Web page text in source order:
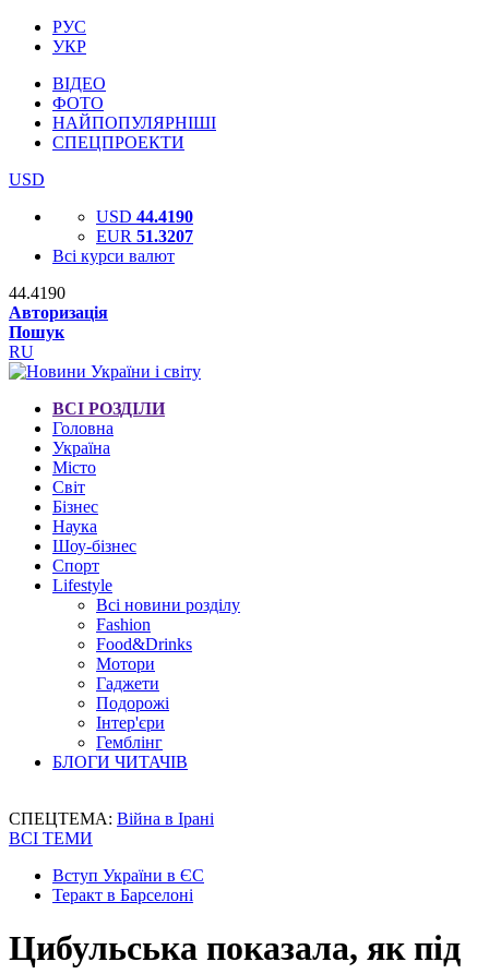
РУС
УКР
ВІДЕО
ФОТО
НАЙПОПУЛЯРНІШІ
СПЕЦПРОЕКТИ
USD
USD 44.4190
EUR 51.3207
Всі курси валют
44.4190
Авторизація
Пошук
RU
ВСІ РОЗДІЛИ
Головна
Україна
Місто
Світ
Бізнес
Наука
Шоу-бізнес
Спорт
Lifestyle
Всі новини розділу
Fashion
Food&Drinks
Мотори
Гаджети
Подорожі
Інтер'єри
Гемблінг
БЛОГИ ЧИТАЧІВ
СПЕЦТЕМА: Війна в Ірані
ВСІ ТЕМИ
Вступ України в ЄС
Теракт в Барселоні
Цибульська показала, як під